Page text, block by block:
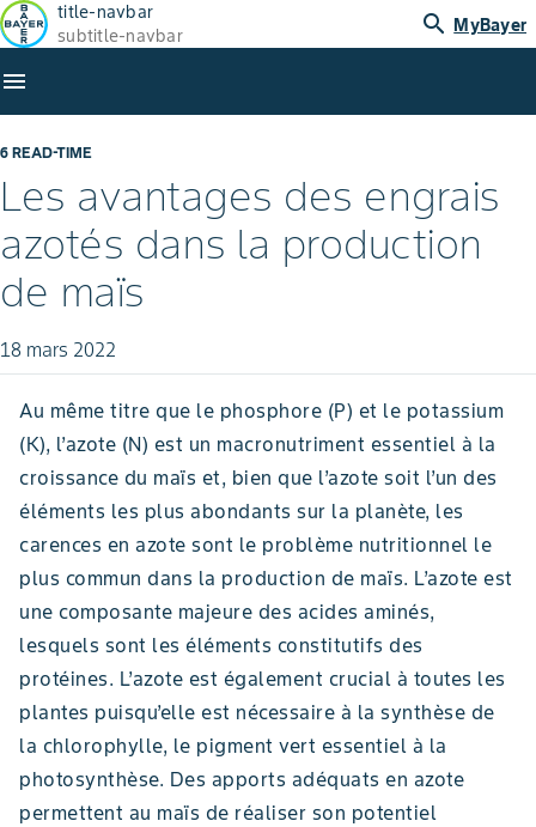
title-navbar
subtitle-navbar
search MyBayer
menu
6 READ-TIME
Les avantages des engrais
azotés dans la production
de maïs
18 mars 2022
Au même titre que le phosphore (P) et le potassium
(K), l’azote (N) est un macronutriment essentiel à la
croissance du maïs et, bien que l’azote soit l’un des
éléments les plus abondants sur la planète, les
carences en azote sont le problème nutritionnel le
plus commun dans la production de maïs. L’azote est
une composante majeure des acides aminés,
lesquels sont les éléments constitutifs des
protéines. L’azote est également crucial à toutes les
plantes puisqu’elle est nécessaire à la synthèse de
la chlorophylle, le pigment vert essentiel à la
photosynthèse. Des apports adéquats en azote
permettent au maïs de réaliser son potentiel